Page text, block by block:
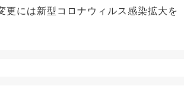
更には新型コロナウィルス感染拡大を